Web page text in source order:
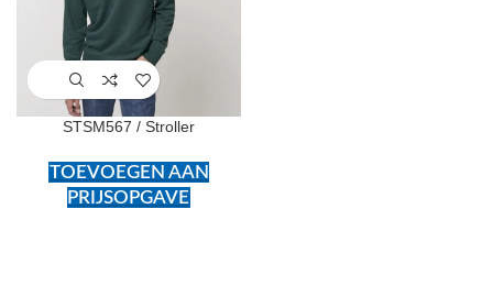
STSM567 / Stroller
TOEVOEGEN AAN
PRIJSOPGAVE